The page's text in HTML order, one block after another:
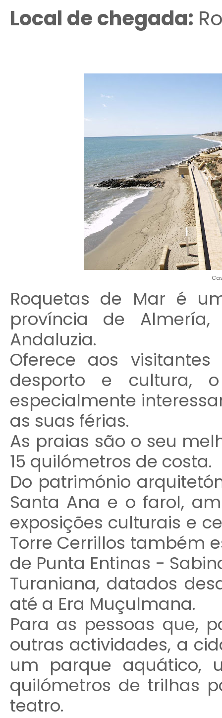
Local de chegada:
Roquetas de Mar é
província de
Andaluzia.
Oferece aos
desporto e cultura,
especialmente
as suas férias.
As praias são o seu
15 quilómetros de costa.
Do património
Santa Ana e o farol,
exposições culturais e
Torre Cerrillos também
de Punta Entinas -
Turaniana, datados
até a Era Muçulmana.
Para as pessoas que,
outras actividades, a
um parque aquático,
quilómetros de trilhas
teatro.